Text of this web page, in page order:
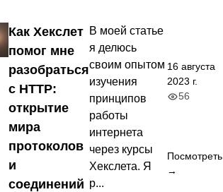
Как Хекслет
помог мне
разобраться
с HTTP:
открытие
мира
протоколов
и
соединений
В моей статье
я делюсь
своим опытом
изучения
принципов
работы
интернета
через курсы
Хекслета. Я
р...
16 августа
2023 г.
56
Посмотреть
→